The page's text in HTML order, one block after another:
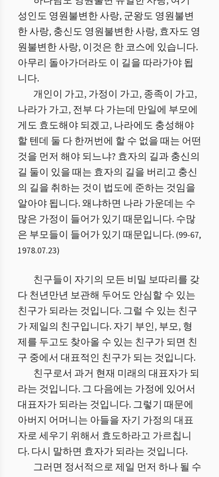
성인도 영원불변한 사랑, 군왕도 영원불변
한 사랑, 충신도 영원불변한 사랑, 효자도 영
원불변한 사랑, 이것은 한 코스에 있습니다.
아무리 돌아가더라도 이 길을 따라가야 됩
니다.
개인이 가고, 가정이 가고, 종족이 가고,
나라가 가고, 전부 다 가는데 만일에 부모에
게도 효도해야 되겠고, 나라에도 충성해야
할 텐데 둘 다 한꺼번에 할 수 없을 때는 어떤
것을 먼저 해야 되느냐? 효자의 길과 충신의
길 둘이 있을 때는 효자의 길을 버리고 충신
의 길을 취하는 것이 법도에 준하는 것임을
알아야 됩니다. 왜냐하면 나라 가운데는 수
많은 가정이 들어가 있기 때문입니다. 수많
은 부모들이 들어가 있기 때문입니다. (99-67,
1978.07.23)
친구들이 자기의 모든 비밀 보따리를 갖
다 천년만년 보관해 두어도 안심할 수 있는
친구가 되라는 것입니다. 그럴 수 있는 친구
가 제일의 친구입니다. 자기 부인, 부모, 형
제를 두고도 찾아올 수 있는 친구가 되면 친
구 중에서 대표적인 친구가 되는 것입니다.
친구로서 과거 현재 미래의 대표자가 되
라는 것입니다. 그 다음에는 가정에 있어서
대표자가 되라는 것입니다. 그렇기 때문에
아버지 어머니는 아들을 자기 가정의 대표
자로 세우기 위해서 효도하라고 가르칩니
다. 다시 말하면 효자가 되라는 것입니다.
그러면 정서적으로 제일 먼저 하나 될 수